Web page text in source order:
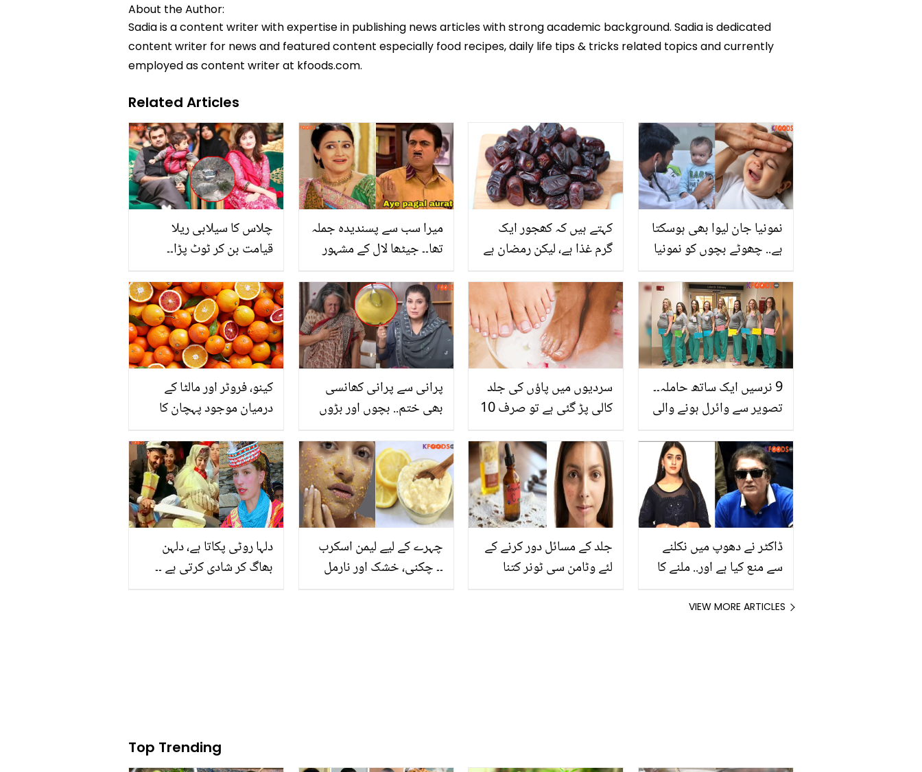
About the Author:
Sadia is a content writer with expertise in publishing news articles with strong academic background. Sadia is dedicated
content writer for news and featured content especially food recipes, daily life tips & tricks related topics and currently
employed as content writer at kfoods.com.
Related Articles
چلاس کا سیلابی ریلا
قیامت بن کر ٹوٹ پڑا۔۔
ہونے والوں کا تعلق کس
فیملی سے تھا؟
میرا سب سے پسندیدہ جملہ
تھا۔۔ جیٹھا لال کے مشہور
پابندی کیوں لگا دی گئی؟
اداکار نے بتا دیا
کہتے ہیں کہ کھجور ایک
گرم غذا ہے، لیکن رمضان ہے
موسم میں کھجور کا
استعمال کر رہے ہیں۔۔۔ کہیں
گرمی کے موسم میں کھجور
کا استعمال نقصان دہ تو
نہیں؟؟؟ جانیں
نمونیا جان لیوا بھی ہوسکتا
ہے.. چھوٹے بچوں کو نمونیا
معلومات
کینو، فروٹر اور مالٹا کے
درمیان موجود پہچان کا
سے بچائے گا
پرانی سے پرانی کھانسی
بھی ختم.. بچوں اور بڑوں
بچانے کے لیے ڈاکٹر بلقیس
کا آزمودہ ٹوٹکا
سردیوں میں پاؤں کی جلد
کالی پڑ گئی ہے تو صرف 10
ملائم اور صاف کرنے کا
آسان طریقہ جانیں ۔۔
9 نرسیں ایک ساتھ حاملہ۔۔
تصویر سے وائرل ہونے والی
کے بعد کیا ہوا؟ حیران کن
سچا واقعہ
دلہا روٹی پکاتا ہے، دلہن
بھاگ کر شادی کرتی ہے ۔۔
چہرے کے لیے لیمن اسکرب
۔۔ چکنی، خشک اور نارمل
جلد کے مسائل دور کرنے کے
لئے وٹامن سی ٹونر کتنا
ڈاکٹر نے دھوپ میں نکلنے
سے منع کیا ہے اور.. ملنے کا
خلیل الرحمٰن کے بیان پر
VIEW MORE ARTICLES
Top Trending